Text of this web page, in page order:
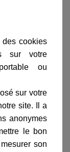
des cookies
sur votre
ou
sur votre
site. Il a
anonymes
le bon
son